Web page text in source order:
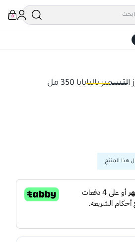
0
بالبابايا 350 مل
بالبابايا 350 مل
هذا المنتج.